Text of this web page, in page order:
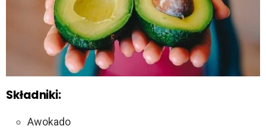
Składniki:
Awokado